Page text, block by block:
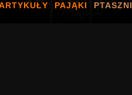
PAJĄKI